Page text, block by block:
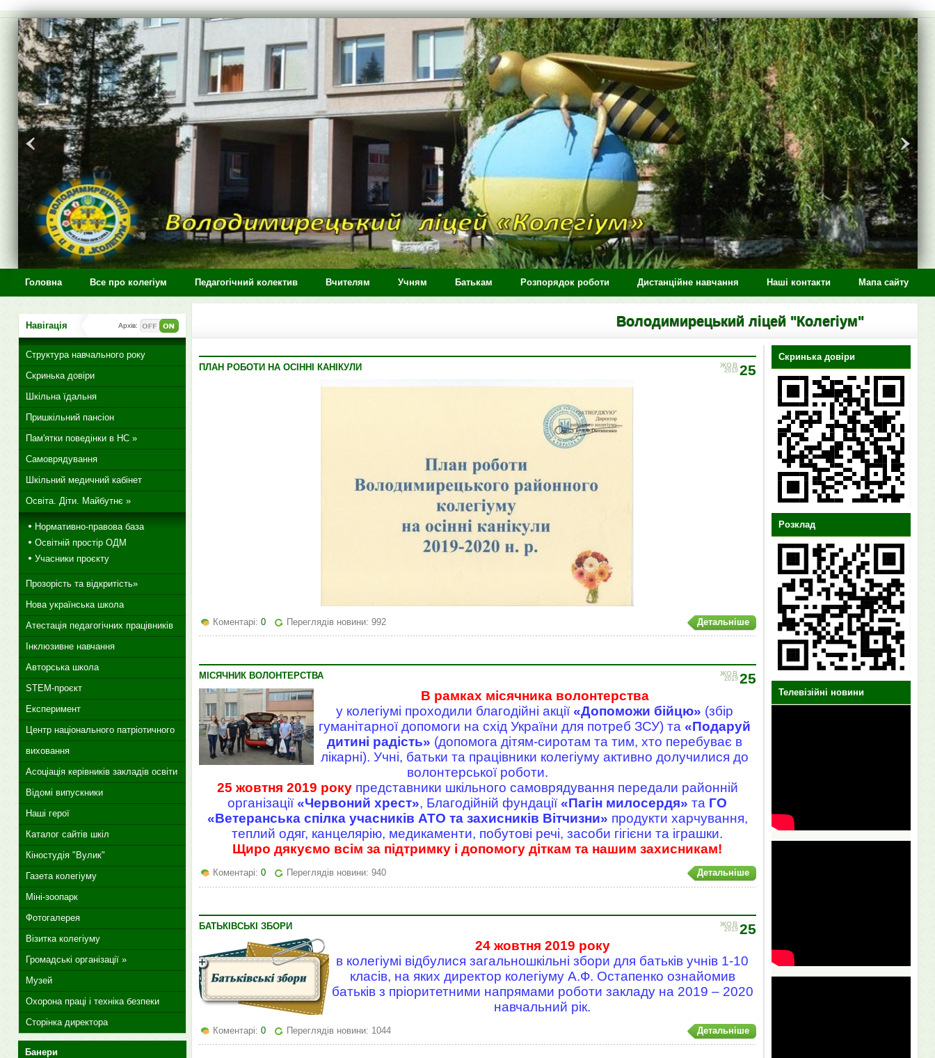
>
Головна Все про колегіум Педагогічний колектив Вчителям Учням Батькам Розпорядок роботи Дистанційне навчання Наші контакти Мапа сайту
Володимирецький ліцей "Колегіум"
25
ЖОВ
2019
ПЛАН РОБОТИ НА ОСІННІ КАНІКУЛИ
Детальніше
Коментарі: 0 Переглядів новини: 992
25
ЖОВ
2019
МІСЯЧНИК ВОЛОНТЕРСТВА
В рамках місячника волонтерства
у колегіумі проходили благодійні акції «Допоможи бійцю» (збір
гуманітарної допомоги на схід України для потреб ЗСУ) та «Подаруй
дитині радість» (допомога дітям-сиротам та тим, хто перебуває в
лікарні). Учні, батьки та працівники колегіуму активно долучилися до
волонтерської роботи.
25 жовтня 2019 року представники шкільного самоврядування передали районній
організації «Червоний хрест», Благодійній фундації «Пагін милосердя» та ГО
«Ветеранська спілка учасників АТО та захисників Вітчизни» продукти харчування,
теплий одяг, канцелярію, медикаменти, побутові речі, засоби гігієни та іграшки.
Щиро дякуємо всім за підтримку і допомогу діткам та нашим захисникам!
Детальніше
Коментарі: 0 Переглядів новини: 940
25
ЖОВ
2019
БАТЬКІВСЬКІ ЗБОРИ
24 жовтня 2019 року
в колегіумі відбулися загальношкільні збори для батьків учнів 1-10
класів, на яких директор колегіуму А.Ф. Остапенко ознайомив
батьків з пріоритетними напрямами роботи закладу на 2019 – 2020
навчальний рік.
Детальніше
Коментарі: 0 Переглядів новини: 1044
Скринька довіри
Розклад
Телевізійні новини
Навігація Архів:
Структура навчального року
Скринька довіри
Шкільна їдальня
Пришкільний пансіон
Пам'ятки поведінки в НС »
Самоврядування
Шкільний медичний кабінет
Освіта. Діти. Майбутнє »
Нормативно-правова база
Освітній простір ОДМ
Учасники проєкту
Прозорість та відкритість»
Нова українська школа
Атестація педагогічних працівників
Інклюзивне навчання
Авторська школа
STEM-проєкт
Експеримент
Центр національного патріотичного
виховання
Асоціація керівників закладів освіти
Відомі випускники
Наші герої
Каталог сайтів шкіл
Кіностудія "Вулик"
Газета колегіуму
Міні-зоопарк
Фотогалерея
Візитка колегіуму
Громадські організації »
Музей
Охорона праці і техніка безпеки
Сторінка директора
Банери